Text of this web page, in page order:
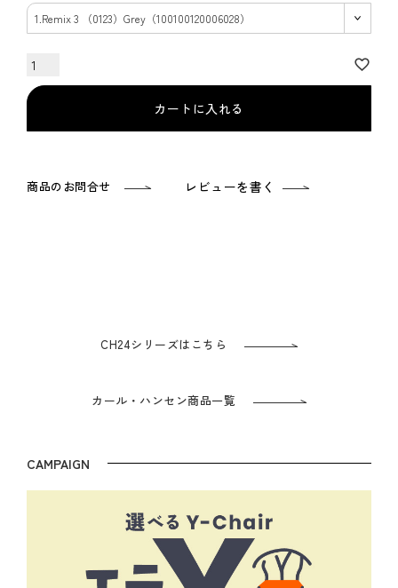
カートに入れる
商品のお問合せ レビューを書く
CH24シリーズはこちら
カール・ハンセン商品一覧
CAMPAIGN